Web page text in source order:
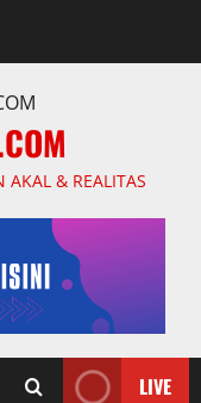
AKAL & REALITAS
LIVE